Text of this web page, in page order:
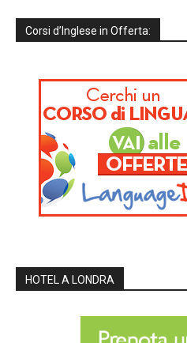
Corsi d’Inglese in Offerta:
HOTEL A LONDRA